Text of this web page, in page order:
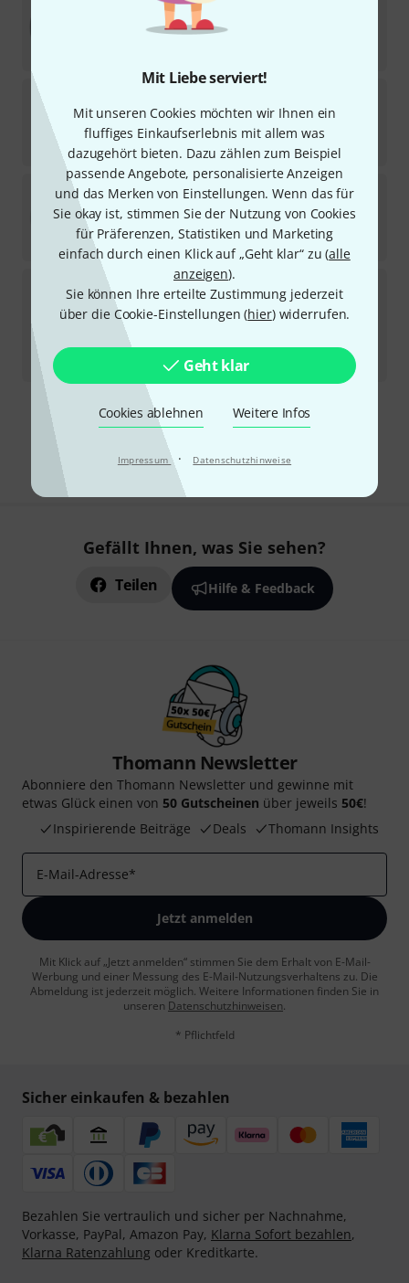
Mit Liebe serviert!
Mit unseren Cookies möchten wir Ihnen ein
fluffiges Einkaufserlebnis mit allem was
dazugehört bieten. Dazu zählen zum Beispiel
passende Angebote, personalisierte Anzeigen
und das Merken von Einstellungen. Wenn das für
Sie okay ist, stimmen Sie der Nutzung von Cookies
für Präferenzen, Statistiken und Marketing
einfach durch einen Klick auf „Geht klar“ zu (alle
anzeigen).
Sie können Ihre erteilte Zustimmung jederzeit
über die Cookie-Einstellungen (hier) widerrufen.
Geht klar
Cookies ablehnen Weitere Infos
Impressum · Datenschutzhinweise
Sofort lieferbar
12
Kurzfristig lieferbar (2–5 Tage)
25,50 €
Aquarian10" Texture Coated Power Dot
1
In 3–4 Wochen lieferbar
15 €
Remo BX-0810-10 Emperor X B B-Stock
Sofort lieferbar
29,90
30-Tage-Bestpreis
Kostenloser Versand ab 29 €
Alle Preise inkl. MwSt.
Gefällt Ihnen, was Sie sehen?
Teilen Hilfe & Feedback
Thomann Newsletter
Abonniere den Thomann Newsletter und gewinne mit
etwas Glück einen von 50 Gutscheinen über jeweils 50€!
Inspirierende Beiträge
Deals Thomann Insights
E-Mail-Adresse*
Jetzt anmelden
Mit Klick auf „Jetzt anmelden“ stimmen Sie dem Erhalt von E-Mail-
Werbung und einer Messung des E-Mail-Nutzungsverhaltens zu. Die
Abmeldung ist jederzeit möglich. Weitere Informationen finden Sie in
unseren Datenschutzhinweisen.
* Pflichtfeld
Sicher einkaufen & bezahlen
Bezahlen Sie vertraulich und sicher per Nachnahme,
Vorkasse, PayPal, Amazon Pay, Klarna Sofort bezahlen,
Klarna Ratenzahlung oder Kreditkarte.